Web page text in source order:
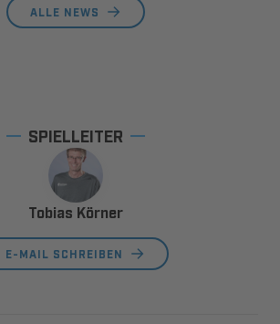
ALLE NEWS
SPIELLEITER
Tobias Körner
E-MAIL SCHREIBEN